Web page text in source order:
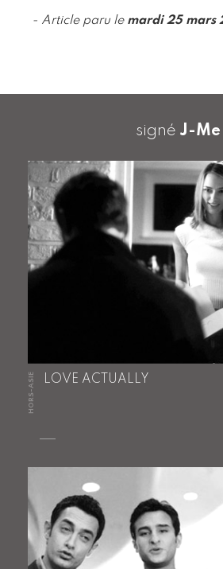
- Article paru le mardi 25 mars
signé J-Me
HORS-ASIE LOVE ACTUALLY